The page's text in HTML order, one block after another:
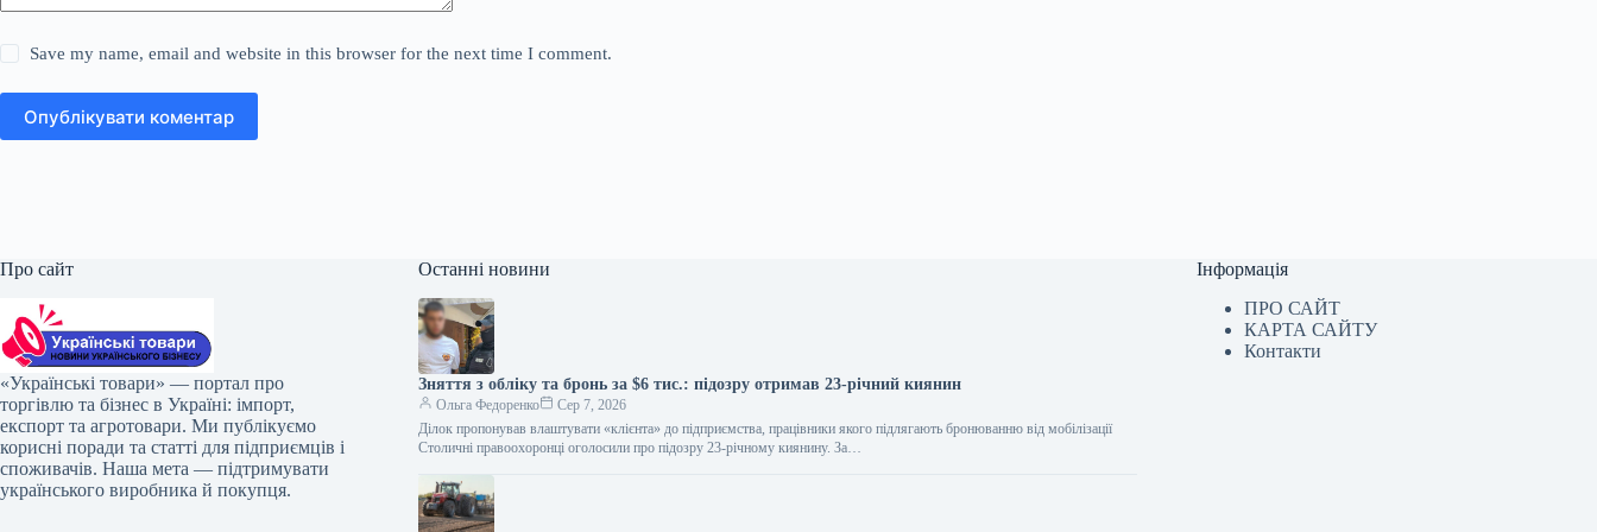
Save my name, email and website in this browser for the next time I comment.
Опублікувати коментар
Про сайт
«Українські товари» — портал про
торгівлю та бізнес в Україні: імпорт,
експорт та агротовари. Ми публікуємо
корисні поради та статті для підприємців і
споживачів. Наша мета — підтримувати
українського виробника й покупця.
Останні новини
Зняття з обліку та бронь за $6 тис.: підозру отримав 23-річний киянин
Ольга Федоренко
Сер 7, 2026
Ділок пропонував влаштувати «клієнта» до підприємства, працівники якого підлягають бронюванню від мобілізації
Столичні правоохоронці оголосили про підозру 23-річному киянину. За…
Інформація
ПРО САЙТ
КАРТА САЙТУ
Контакти